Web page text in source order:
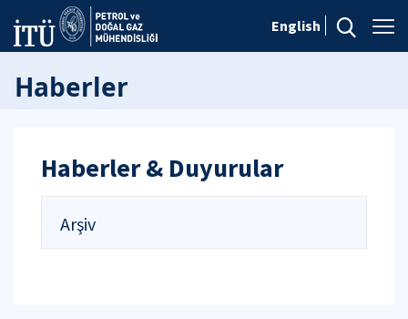
English
Haberler
Haberler & Duyurular
Arşiv